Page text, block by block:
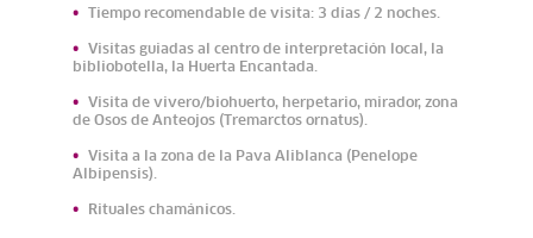
Tiempo recomendable de visita: 3 días / 2 noches.
Visitas guiadas al centro de interpretación local, la
bibliobotella, la Huerta Encantada.
Visita de vivero/biohuerto, herpetario, mirador, zona
de Osos de Anteojos (Tremarctos ornatus).
Visita a la zona de la Pava Aliblanca (Penelope
Albipensis).
Rituales chamánicos.